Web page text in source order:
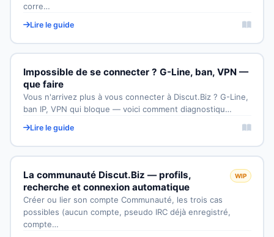
corre…
Lire le guide
Impossible de se connecter ? G-Line, ban, VPN —
que faire
Vous n'arrivez plus à vous connecter à Discut.Biz ? G-Line,
ban IP, VPN qui bloque — voici comment diagnostiqu…
Lire le guide
La communauté Discut.Biz — profils,
recherche et connexion automatique
WIP
Créer ou lier son compte Communauté, les trois cas
possibles (aucun compte, pseudo IRC déjà enregistré,
compte…